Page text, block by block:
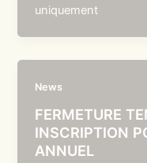
uniquement
News
FERMETURE
INSCRIPTION
ANNUEL